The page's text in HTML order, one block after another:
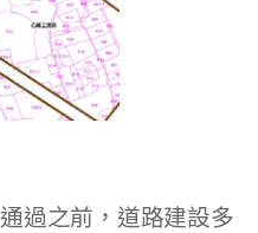
過之前，道路建設多